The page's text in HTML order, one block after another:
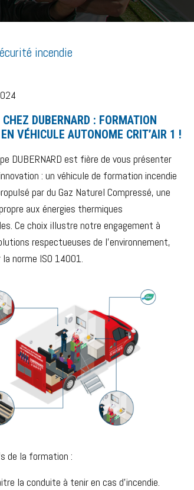
incendie
DUBERNARD : FORMATION
VÉHICULE AUTONOME CRIT’AIR 1 !
DUBERNARD est fière de vous présenter
: un véhicule de formation incendie
par du Gaz Naturel Compressé, une
aux énergies thermiques
Ce choix illustre notre engagement à
respectueuses de l’environnement,
norme ISO 14001.
de la formation :
la conduite à tenir en cas d’incendie.